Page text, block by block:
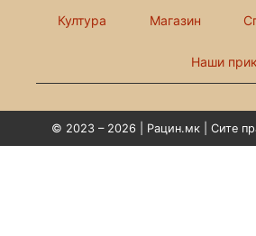
Култура Магазин
Наши
© 2023 – 2026 | Рацин.мк | Сите